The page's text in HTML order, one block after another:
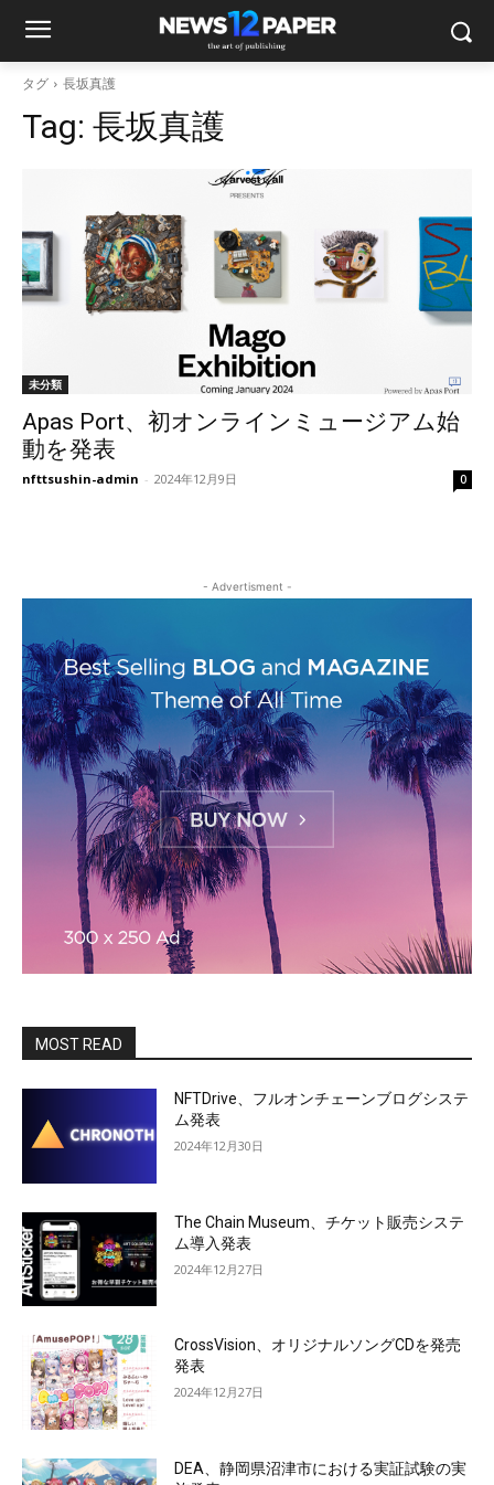
タグ 長坂真護
Tag: 長坂真護
未分類
Apas Port、初オンラインミュージアム始
動を発表
nfttsushin-admin - 2024年12月9日 0
- Advertisment -
MOST READ
NFTDrive、フルオンチェーンブログシステ
ム発表
2024年12月30日
The Chain Museum、チケット販売システ
ム導入発表
2024年12月27日
CrossVision、オリジナルソングCDを発売
発表
2024年12月27日
DEA、静岡県沼津市における実証試験の実